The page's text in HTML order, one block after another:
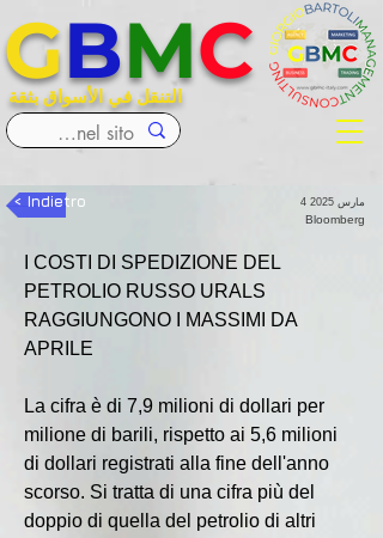
التنقل في الأسواق بثقة
GBMC
< Indietro 4 مارس 2025
Bloomberg
I COSTI DI SPEDIZIONE DEL
PETROLIO RUSSO URALS
RAGGIUNGONO I MASSIMI DA
APRILE
La cifra è di 7,9 milioni di dollari per
milione di barili, rispetto ai 5,6 milioni
di dollari registrati alla fine dell'anno
scorso. Si tratta di una cifra più del
doppio di quella del petrolio di altri